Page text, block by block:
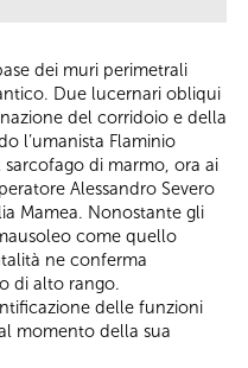
dei muri perimetrali
Due lucernari obliqui
del corridoio e della
l’umanista Flaminio
di marmo, ora ai
Alessandro Severo
Mamea. Nonostante gli
come quello
ne conferma
di alto rango.
delle funzioni
momento della sua